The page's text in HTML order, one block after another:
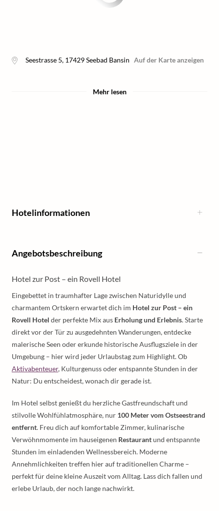
Seestrasse 5, 17429Seebad Bansin Auf der Karte anzeigen
Mehr lesen
Hotelinformationen
Angebotsbeschreibung
Hotel zur Post – ein Rovell Hotel
Eingebettet in traumhafter Lage zwischen Naturidylle und
charmantem Ortskern erwartet dich im Hotel zur Post – ein
Rovell Hotel der perfekte Mix aus Erholung und Erlebnis. Starte
direkt vor der Tür zu ausgedehnten Wanderungen, entdecke
malerische Seen oder erkunde historische Ausflugsziele in der
Umgebung – hier wird jeder Urlaubstag zum Highlight. Ob
Aktivabenteuer, Kulturgenuss oder entspannte Stunden in der
Natur: Du entscheidest, wonach dir gerade ist.
Im Hotel selbst genießt du herzliche Gastfreundschaft und
stilvolle Wohlfühlatmosphäre, nur 100 Meter vom Ostseestrand
entfernt. Freu dich auf komfortable Zimmer, kulinarische
Verwöhnmomente im hauseigenen Restaurantund entspannte
Stunden im einladenden Wellnessbereich. Moderne
Annehmlichkeiten treffen hier auf traditionellen Charme –
perfekt für deine kleine Auszeit vom Alltag. Lass dich fallen und
erlebe Urlaub, der noch lange nachwirkt.